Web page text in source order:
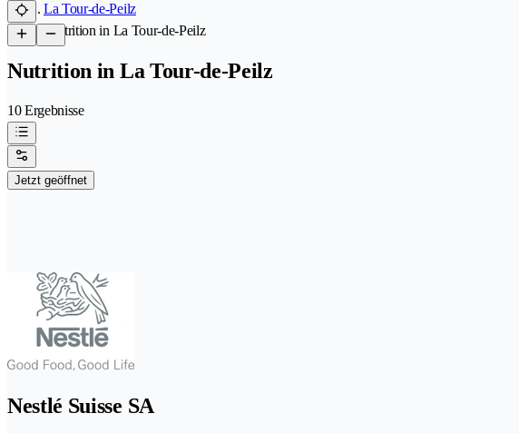
La Tour-de-Peilz
/Nutrition in La Tour-de-Peilz
Nutrition in La Tour-de-Peilz
10 Ergebnisse
Jetzt geöffnet
Nestlé Suisse SA